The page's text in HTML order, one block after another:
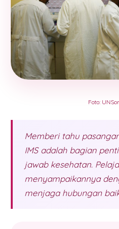
Foto:
Memberi tahu
IMS adalah bagian
jawab kesehatan.
menyampaikannya
menjaga hubungan